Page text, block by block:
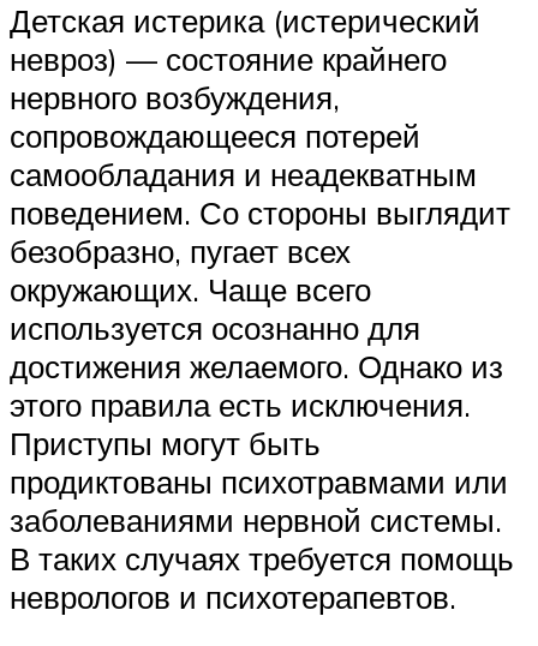
Детская истерика (истерический
невроз) — состояние крайнего
нервного возбуждения,
сопровождающееся потерей
самообладания и неадекватным
поведением. Со стороны выглядит
безобразно, пугает всех
окружающих. Чаще всего
используется осознанно для
достижения желаемого. Однако из
этого правила есть исключения.
Приступы могут быть
продиктованы психотравмами или
заболеваниями нервной системы.
В таких случаях требуется помощь
неврологов и психотерапевтов.